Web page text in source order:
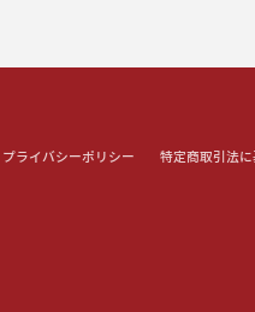
プライバシーポリシー 特定商取引法